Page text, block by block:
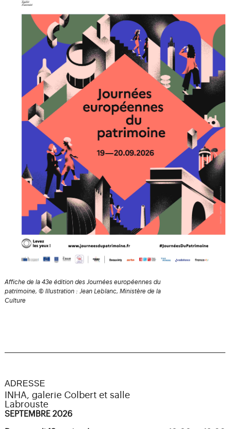
Affiche de la 43e édition des Journées européennes du
patrimoine, © Illustration : Jean Leblanc, Ministère de la
Culture
ADRESSE
INHA, galerie Colbert et salle
Labrouste
SEPTEMBRE 2026